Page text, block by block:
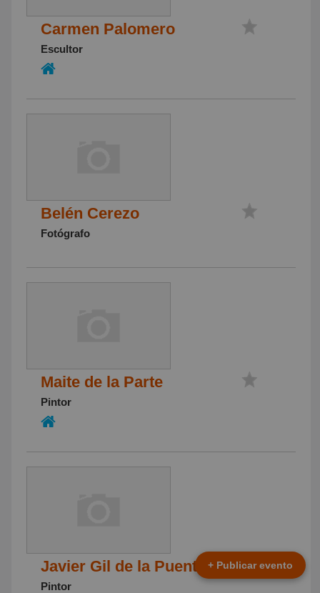
Carmen Palomero
Escultor
Belén Cerezo
Fotógrafo
Maite de la Parte
Pintor
Javier Gil de la Puente
Pintor
+ Publicar evento